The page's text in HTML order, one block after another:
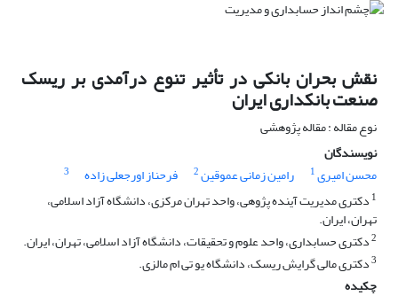
نقش بحران بانکی در تأثیر تنوع درآمدی بر ریسک
صنعت بانکداری ایران
نوع مقاله : مقاله پژوهشی
نویسندگان
محسن امیری1 رامین زمانی عموقین2 فرحناز اورجعلی زاده
3
1 دکتری مدیریت آینده پژوهی، واحد تهران مرکزی، دانشگاه آزاد اسلامی،
تهران، ایران.
2دکتری حسابداری، واحد علوم و تحقیقات، دانشگاه آزاد اسلامی، تهران، ایران.
3دکتری مالی گرایش ریسک، دانشگاه یو تی ام مالزی.
چکیده